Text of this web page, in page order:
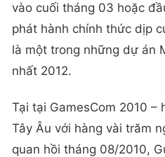
vào cuối tháng 03 hoặc
phát hành chính thức dịp
là một trong những dự án
nhất 2012.
Tại tại GamesCom 2010 –
Tây Âu với hàng vài trăm
quan hồi tháng 08/2010,